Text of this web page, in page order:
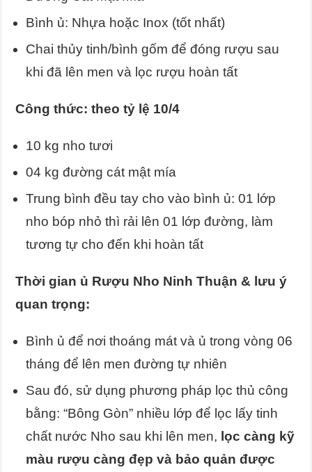
Bình ủ: Nhựa hoặc Inox (tốt nhất)
Chai thủy tinh/bình gốm để đóng rượu sau
khi đã lên men và lọc rượu hoàn tất
Công thức: theo tỷ lệ 10/4
10 kg nho tươi
04 kg đường cát mật mía
Trung bình đều tay cho vào bình ủ: 01 lớp
nho bóp nhỏ thì rải lên 01 lớp đường, làm
tương tự cho đến khi hoàn tất
Thời gian ủ Rượu Nho Ninh Thuận & lưu ý
quan trọng:
Bình ủ để nơi thoáng mát và ủ trong vòng 06
tháng để lên men đường tự nhiên
Sau đó, sử dụng phương pháp lọc thủ công
bằng: “Bông Gòn” nhiều lớp để lọc lấy tinh
chất nước Nho sau khi lên men, lọc càng kỹ
màu rượu càng đẹp và bảo quản được